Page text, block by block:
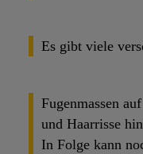
Es gibt viele
Fugenmassen
und Haarrisse
In Folge kann